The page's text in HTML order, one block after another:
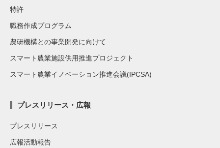
特許
職務作成プログラム
農研機構との事業開発に向けて
スマート農業施設供用推進プロジェクト
スマート農業イノベーション推進会議(IPCSA)
プレスリリース・広報
プレスリリース
広報活動報告